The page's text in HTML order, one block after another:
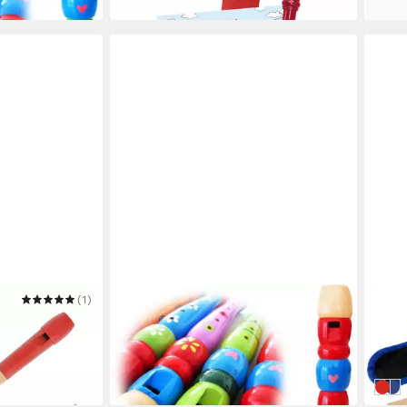
mit Kopf
(1)
KEEPDRUM
Blockflöte keepdrum KFL1RD Flöte
aus Holz für Kinder Rot
13,90 €
in 3-4 Werktagen bei dir in 3-
RotBlau